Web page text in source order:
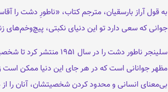
به قول آراز بارسقیان، مترجم کتاب، «ناطورِ دشت را
جوانی که سعی دارد تو این دنیای نکبتی، پیچ‌وخم‌های
سلینجر ناطور دشت را
مظهر جوانانی است که در هر جای این دنیا ممکن است
بی‌معنای انسانی و محدود کردن شخصیتشان، آنان را